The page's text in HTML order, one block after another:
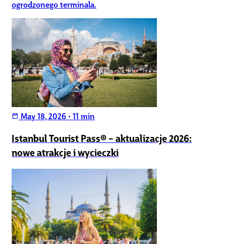
ogrodzonego terminala.
calendar_today May 18, 2026 • 11 min
Istanbul Tourist Pass® – aktualizacje 2026:
nowe atrakcje i wycieczki